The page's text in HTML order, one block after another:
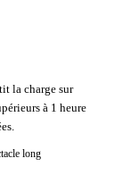
la charge sur
à 1 heure
long